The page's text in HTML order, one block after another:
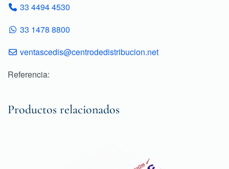
33 4494 4530
33 1478 8800
ventascedis@centrodedistribucion.net
Referencia:
Productos relacionados